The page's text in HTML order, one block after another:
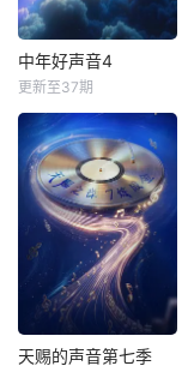
中年好声音4
更新至37期
天赐的声音第七季